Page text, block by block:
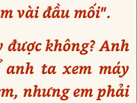
vài đầu mối".
không? Anh
anh ta xem máy
nhưng em phải